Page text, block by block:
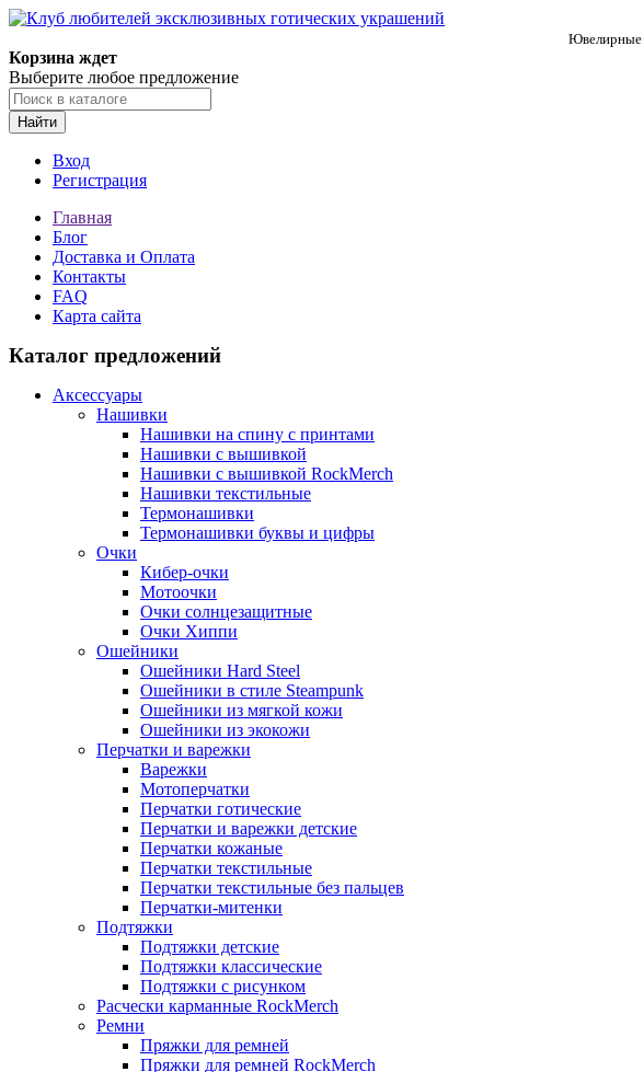
Ювелирные
Корзина ждет
Выберите любое предложение
Найти
Вход
Регистрация
Главная
Блог
Доставка и Оплата
Контакты
FAQ
Карта сайта
Каталог предложений
Аксессуары
Нашивки
Нашивки на спину с принтами
Нашивки с вышивкой
Нашивки с вышивкой RockMerch
Нашивки текстильные
Термонашивки
Термонашивки буквы и цифры
Очки
Кибер-очки
Мотоочки
Очки солнцезащитные
Очки Хиппи
Ошейники
Ошейники Hard Steel
Ошейники в стиле Steampunk
Ошейники из мягкой кожи
Ошейники из экокожи
Перчатки и варежки
Варежки
Мотоперчатки
Перчатки готические
Перчатки и варежки детские
Перчатки кожаные
Перчатки текстильные
Перчатки текстильные без пальцев
Перчатки-митенки
Подтяжки
Подтяжки детские
Подтяжки классические
Подтяжки с рисунком
Расчески карманные RockMerch
Ремни
Пряжки для ремней
Пряжки для ремней RockMerch